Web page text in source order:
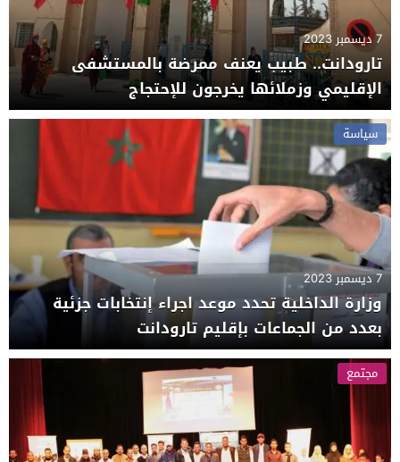
7 ديسمبر 2023
تارودانت.. طبيب يعنف ممرضة بالمستشفى
الإقليمي وزملائها يخرجون للإحتجاج
سياسة
7 ديسمبر 2023
وزارة الداخلية تحدد موعد اجراء إنتخابات جزئية
بعدد من الجماعات بإقليم تارودانت
مجتمع